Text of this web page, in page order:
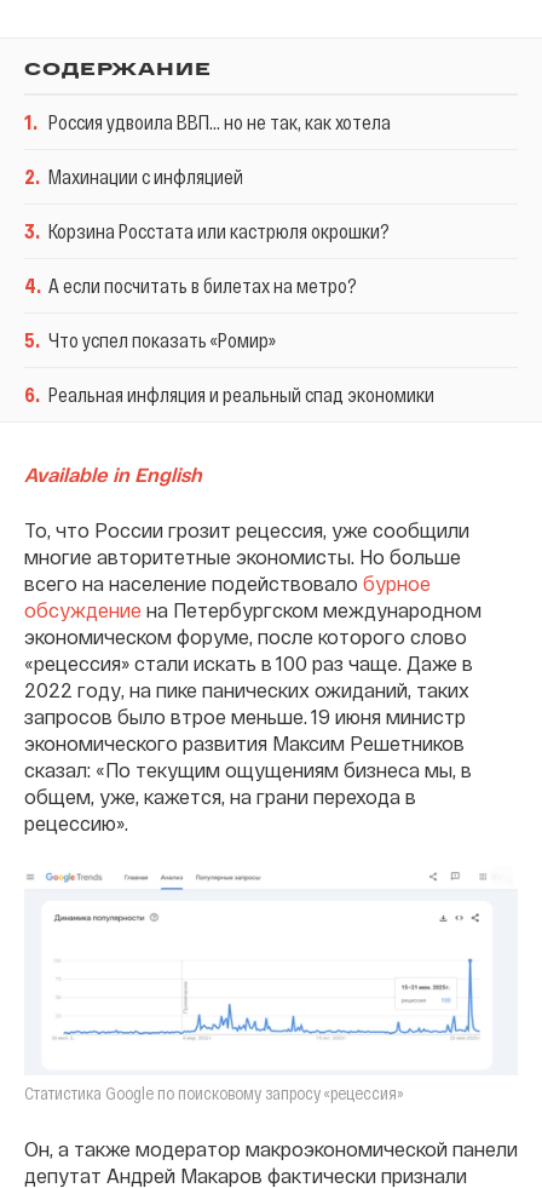
СОДЕРЖАНИЕ
1. Россия удвоила ВВП... но не так, как хотела
2. Махинации с инфляцией
3. Корзина Росстата или кастрюля окрошки?
4. А если посчитать в билетах на метро?
5. Что успел показать «Ромир»
6. Реальная инфляция и реальный спад экономики
Available in English
То, что России грозит рецессия, уже сообщили
многие авторитетные экономисты. Но больше
всего на население подействовало бурное
обсуждение на Петербургском международном
экономическом форуме, после которого слово
«рецессия» стали искать в 100 раз чаще. Даже в
2022 году, на пике панических ожиданий, таких
запросов было втрое меньше. 19 июня министр
экономического развития Максим Решетников
сказал: «По текущим ощущениям бизнеса мы, в
общем, уже, кажется, на грани перехода в
рецессию».
Статистика Google по поисковому запросу «рецессия»
Он, а также модератор макроэкономической панели
депутат Андрей Макаров фактически признали